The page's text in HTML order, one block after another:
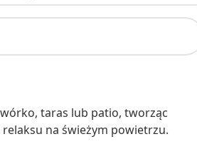
taras lub patio, tworząc
na świeżym powietrzu.